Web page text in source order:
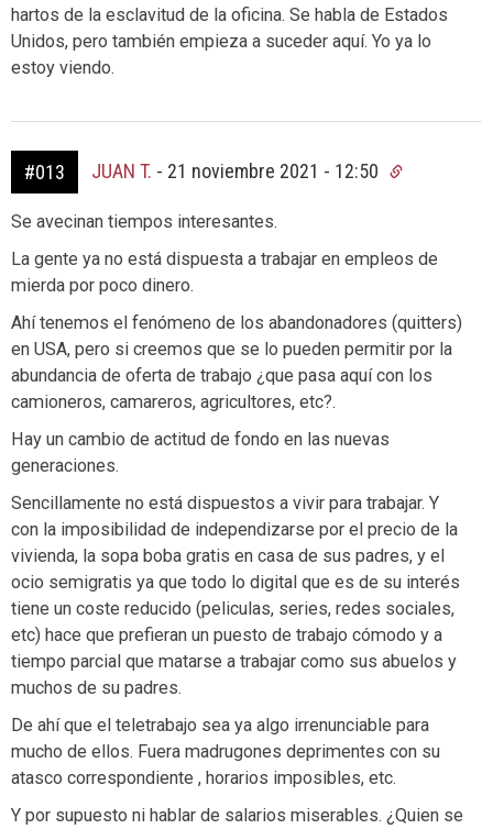
hartos de la esclavitud de la oficina. Se habla de Estados
Unidos, pero también empieza a suceder aquí. Yo ya lo
estoy viendo.
#013 JUAN T. - 21 noviembre 2021 - 12:50
Se avecinan tiempos interesantes.
La gente ya no está dispuesta a trabajar en empleos de
mierda por poco dinero.
Ahí tenemos el fenómeno de los abandonadores (quitters)
en USA, pero si creemos que se lo pueden permitir por la
abundancia de oferta de trabajo ¿que pasa aquí con los
camioneros, camareros, agricultores, etc?.
Hay un cambio de actitud de fondo en las nuevas
generaciones.
Sencillamente no está dispuestos a vivir para trabajar. Y
con la imposibilidad de independizarse por el precio de la
vivienda, la sopa boba gratis en casa de sus padres, y el
ocio semigratis ya que todo lo digital que es de su interés
tiene un coste reducido (peliculas, series, redes sociales,
etc) hace que prefieran un puesto de trabajo cómodo y a
tiempo parcial que matarse a trabajar como sus abuelos y
muchos de su padres.
De ahí que el teletrabajo sea ya algo irrenunciable para
mucho de ellos. Fuera madrugones deprimentes con su
atasco correspondiente , horarios imposibles, etc.
Y por supuesto ni hablar de salarios miserables. ¿Quien se